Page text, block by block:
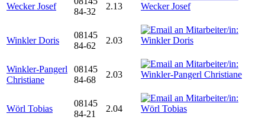
Wecker Josef
84-32
2.13
Winkler Doris
08145
84-62
2.03
Winkler-Pangerl
Christiane
08145
84-68
2.03
Wörl Tobias
08145
84-21
2.04